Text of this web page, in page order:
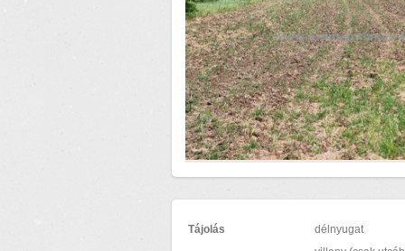
Tájolás délnyugat